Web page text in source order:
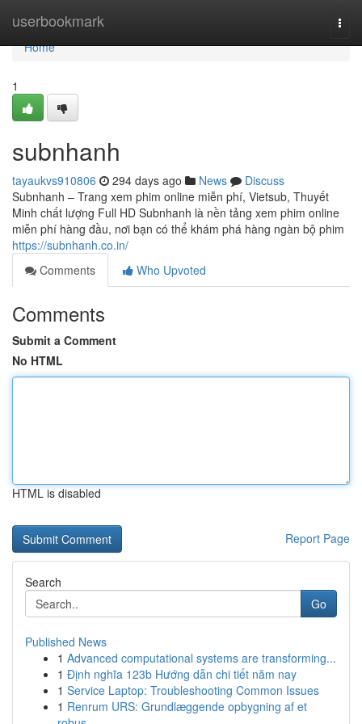
userbookmark
Home
Home
1
subnhanh
tayaukvs910806 294 days ago News
Discuss
Subnhanh – Trang xem phim online miễn phí, Vietsub, Thuyết
Minh chất lượng Full HD Subnhanh là nền tảng xem phim online
miễn phí hàng đầu, nơi bạn có thể khám phá hàng ngàn bộ phim
https://subnhanh.co.in/
Comments
Who Upvoted
Comments
Submit a Comment
No HTML
HTML is disabled
Report Page
Search
Go
Published News
1 Advanced computational systems are transforming...
1 Định nghĩa 123b Hướng dẫn chi tiết năm nay
1 Service Laptop: Troubleshooting Common Issues
1 Renrum URS: Grundlæggende opbygning af et